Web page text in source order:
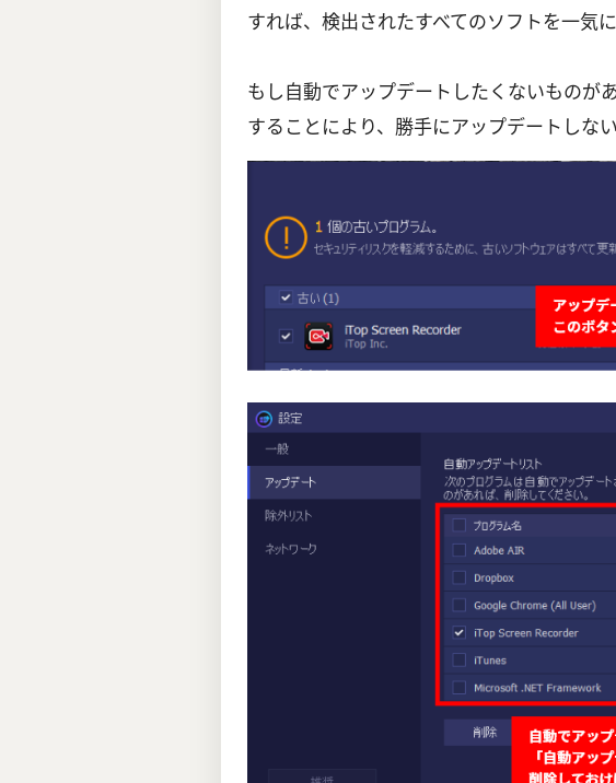
すれば、検出されたすべてのソフトを一気
もし自動でアップデートしたくないものが
することにより、勝手にアップデートしな